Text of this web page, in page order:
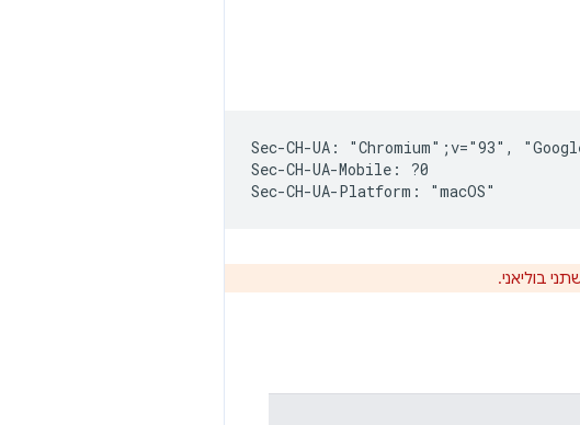
Sec-CH-UA: "Chromium";v="93",
Sec-CH-UA-Mobile: ?0
בוליאני.